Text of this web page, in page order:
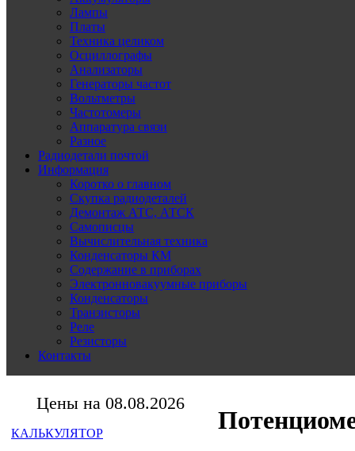
Лампы
Платы
Техника целиком
Осциллографы
Анализаторы
Генераторы частот
Вольтметры
Частотомеры
Аппаратура связи
Разное
Радиодетали почтой
Информация
Коротко о главном
Скупка радиодеталей
Демонтаж АТС, АТСК
Самописцы
Вычислительная техника
Конденсаторы КМ
Содержание в приборах
Электронновакуумные приборы
Конденсаторы
Транзисторы
Реле
Резисторы
Контакты
Цены на 08.08.2026
КАЛЬКУЛЯТОР